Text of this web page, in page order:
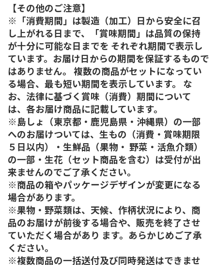
【その他のご注意】
※「消費期間」は製造（加工）日から安全に召
し上がれる日まで、「賞味期間」は品質の保持
が十分に可能な日までを それぞれ期間で表示し
ています。お届け日からの期間を保証するもので
はありません。 複数の商品がセットになってい
る場合、最も短い期間を表示しています。 な
お、法律に基づく賞味（消費）期間について
は、各お届け商品に記載しています。
※島しょ（東京都・鹿児島県・沖縄県）の一部
へのお届けついては、生もの（消費・賞味期限
５日以内）・生鮮品（果物・ 野菜・活魚介類）
の一部・生花（セット商品を含む）は受付が出
来ませんのでご了承ください。
※商品の箱やパッケージデザインが変更になる
場合があります。
※果物・野菜類は、天候、作柄状況により、商
品のお届けが前後する場合や、販売を終了させ
ていただく場合があり ます。あらかじめご了承
ください。
※複数商品の一括送付及び同時発送はできませ